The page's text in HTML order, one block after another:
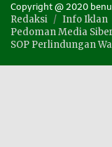
Copyright @ 2020
Redaksi
Info Iklan
Pedoman Media Siber
SOP Perlindungan